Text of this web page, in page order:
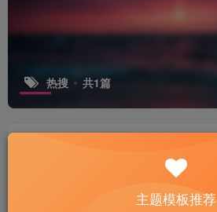
热搜 共1篇
微资讯
2年前
主题模板推荐